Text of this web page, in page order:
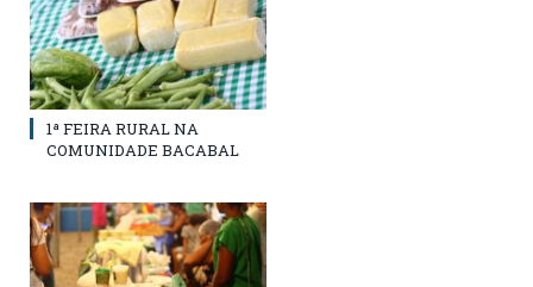
1ª FEIRA RURAL NA
COMUNIDADE BACABAL